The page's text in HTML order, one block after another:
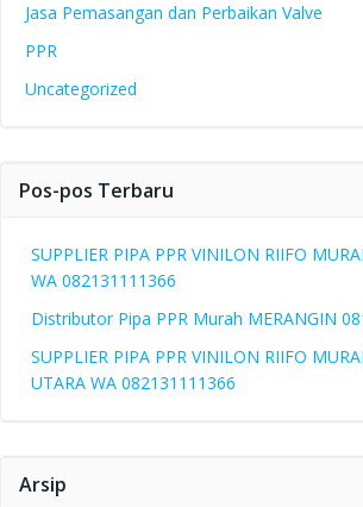
Jasa Pemasangan dan Perbaikan Valve
PPR
Uncategorized
Pos-pos Terbaru
SUPPLIER PIPA PPR VINILON RIIFO
WA 082131111366
Distributor Pipa PPR Murah MERANGIN
SUPPLIER PIPA PPR VINILON RIIFO
UTARA WA 082131111366
Arsip